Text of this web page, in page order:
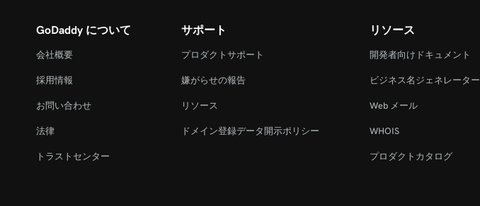
GoDaddy について
会社概要
採用情報
お問い合わせ
法律
トラストセンター
サポート
プロダクトサポート
嫌がらせの報告
リソース
ドメイン登録データ開示ポリシー
リソース
開発者向けドキュメント
ビジネス名ジェネレーター
Web メール
WHOIS
プロダクトカタログ